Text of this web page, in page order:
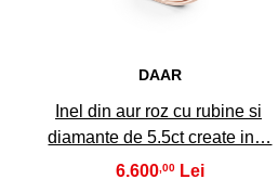
DAAR
Inel din aur roz cu rubine si
diamante de 5.5ct create in…
6.600,00